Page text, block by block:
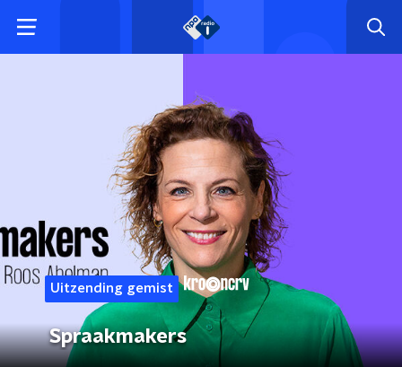
Uitzending gemist
Spraakmakers